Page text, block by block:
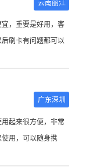
用，可以随身携